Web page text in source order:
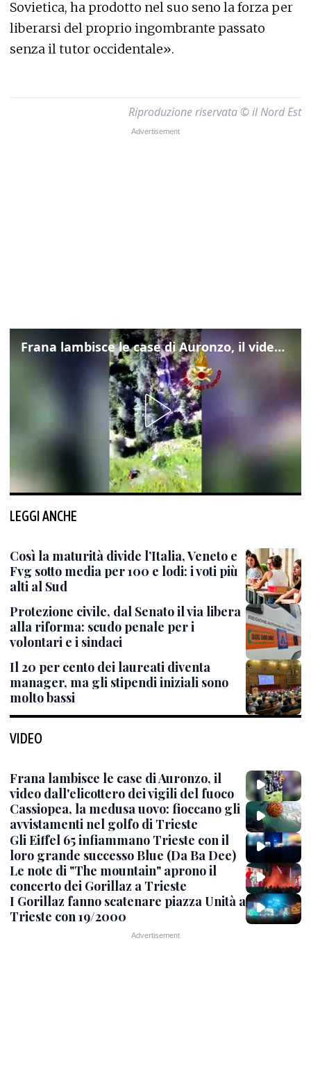
Sovietica, ha prodotto nel suo seno la forza per
liberarsi del proprio ingombrante passato
senza il tutor occidentale».
Riproduzione riservata © il Nord Est
Frana lambisce le case di Auronzo, il video dall'elicottero dei vigili del fuoco
LEGGI ANCHE
Così la maturità divide l’Italia, Veneto e
Fvg sotto media per 100 e lodi: i voti più
alti al Sud
Protezione civile, dal Senato il via libera
alla riforma: scudo penale per i
volontari e i sindaci
Il 20 per cento dei laureati diventa
manager, ma gli stipendi iniziali sono
molto bassi
VIDEO
Frana lambisce le case di Auronzo, il
video dall'elicottero dei vigili del fuoco
Cassiopea, la medusa uovo: fioccano gli
avvistamenti nel golfo di Trieste
Gli Eiffel 65 infiammano Trieste con il
loro grande successo Blue (Da Ba Dee)
Le note di "The mountain" aprono il
concerto dei Gorillaz a Trieste
I Gorillaz fanno scatenare piazza Unità a
Trieste con 19/2000